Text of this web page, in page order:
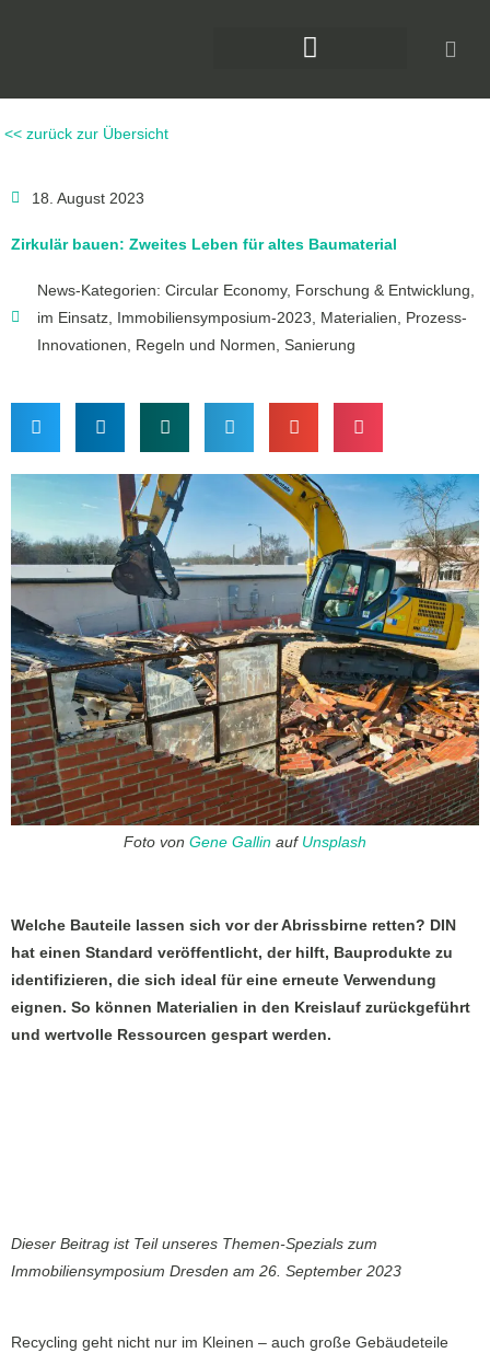
<< zurück zur Übersicht
18. August 2023
Zirkulär bauen: Zweites Leben für altes Baumaterial
News-Kategorien: Circular Economy, Forschung & Entwicklung
im Einsatz
Immobiliensymposium-2023 Materialien
Prozess-
Innovationen
Regeln und Normen Sanierung
Foto von Gene Gallin auf Unsplash
Welche Bauteile lassen sich vor der Abrissbirne retten? DIN
hat einen Standard veröffentlicht, der hilft, Bauprodukte zu
identifizieren, die sich ideal für eine erneute Verwendung
eignen. So können Materialien in den Kreislauf zurückgeführt
und wertvolle Ressourcen gespart werden.
Dieser Beitrag ist Teil unseres Themen-Spezials zum
Immobiliensymposium Dresden am 26. September 2023
Recycling geht nicht nur im Kleinen – auch große Gebäudeteile